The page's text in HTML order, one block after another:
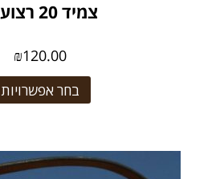
צמיד 20 רצועות
₪120.00
בחר אפשרויות